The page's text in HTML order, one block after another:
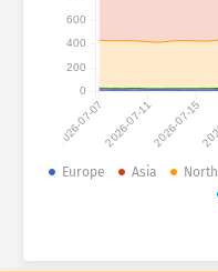
Países
Conjunto de datos
Límite
2026-07-072026-07-112026-07-15
0
200
400
600
Europe Asia